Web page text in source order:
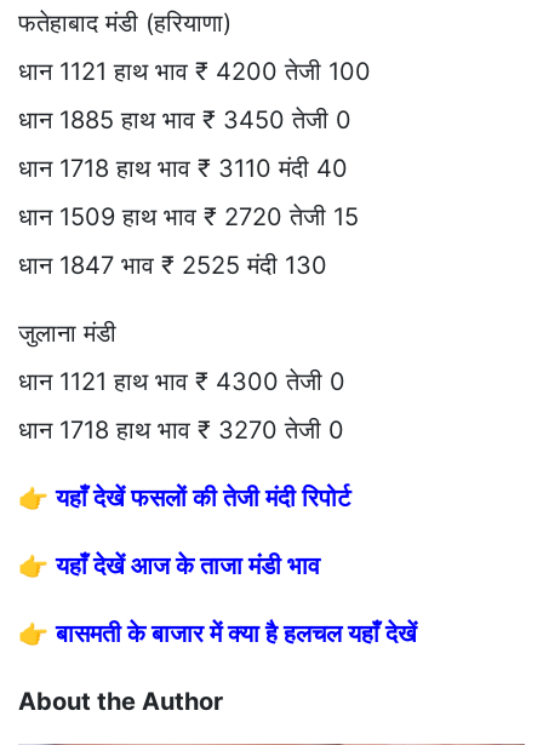
फतेहाबाद मंडी (हरियाणा)
धान 1121 हाथ भाव ₹ 4200 तेजी 100
धान 1885 हाथ भाव ₹ 3450 तेजी 0
धान 1718 हाथ भाव ₹ 3110 मंदी 40
धान 1509 हाथ भाव ₹ 2720 तेजी 15
धान 1847 भाव ₹ 2525 मंदी 130
जुलाना मंडी
धान 1121 हाथ भाव ₹ 4300 तेजी 0
धान 1718 हाथ भाव ₹ 3270 तेजी 0
👉यहाँ देखें फसलों की तेजी मंदी रिपोर्ट
👉यहाँ देखें आज के ताजा मंडी भाव
👉बासमती के बाजार में क्या है हलचल यहाँ देखें
About the Author